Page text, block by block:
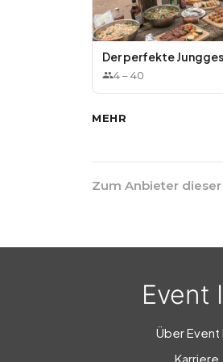
* Shetlandponys
* Kinderschminken
Der perfekte
4–40
MEHR
Zum Anbieter dieser
Event
Über Event
Karriere